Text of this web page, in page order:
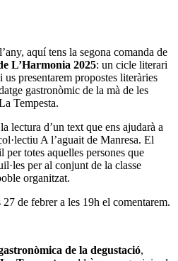
aquí tens la segona comanda de
L’Harmonia 2025: un cicle literari
presentarem propostes literàries
gastronòmic de la mà de les
Tempesta.
lectura d’un text que ens ajudarà a
A l’aguait de Manresa. El
totes aquelles persones que
per al conjunt de la classe
organitzat.
de febrer a les 19h el comentarem.
de la degustació,